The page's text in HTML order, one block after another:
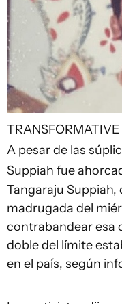
A pesar de las
Suppiah fue
Tangaraju Suppiah,
madrugada del
contrabandear esa
doble del límite
en el país, según